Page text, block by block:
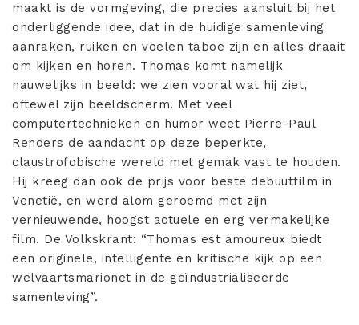
maakt is de vormgeving, die precies aansluit bij het
onderliggende idee, dat in de huidige samenleving
aanraken, ruiken en voelen taboe zijn en alles draait
om kijken en horen. Thomas komt namelijk
nauwelijks in beeld: we zien vooral wat hij ziet,
oftewel zijn beeldscherm. Met veel
computertechnieken en humor weet Pierre-Paul
Renders de aandacht op deze beperkte,
claustrofobische wereld met gemak vast te houden.
Hij kreeg dan ook de prijs voor beste debuutfilm in
Venetië, en werd alom geroemd met zijn
vernieuwende, hoogst actuele en erg vermakelijke
film. De Volkskrant: “Thomas est amoureux biedt
een originele, intelligente en kritische kijk op een
welvaartsmarionet in de geïndustrialiseerde
samenleving”.